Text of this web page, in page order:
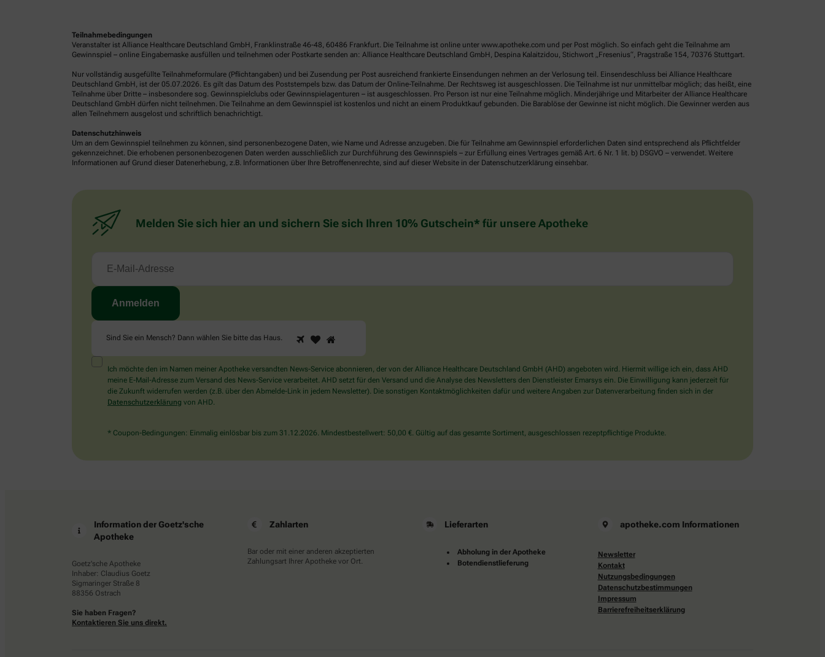
Teilnahmebedingungen
Veranstalter ist Alliance Healthcare Deutschland GmbH, Franklinstraße 46-48, 60486 Frankfurt. Die Teilnahme ist online unter www.apotheke.com und per Post möglich. So einfach geht die Teilnahme am
Gewinnspiel – online Eingabemaske ausfüllen und teilnehmen oder Postkarte senden an: Alliance Healthcare Deutschland GmbH, Despina Kalaitzidou, Stichwort „Fresenius“, Pragstraße 154, 70376 Stuttgart.
Nur vollständig ausgefüllte Teilnahmeformulare (Pflichtangaben) und bei Zusendung per Post ausreichend frankierte Einsendungen nehmen an der Verlosung teil. Einsendeschluss bei Alliance Healthcare
Deutschland GmbH, ist der 05.07.2026. Es gilt das Datum des Poststempels bzw. das Datum der Online-Teilnahme. Der Rechtsweg ist ausgeschlossen. Die Teilnahme ist nur unmittelbar möglich; das heißt, eine
Teilnahme über Dritte – insbesondere sog. Gewinnspielclubs oder Gewinnspielagenturen – ist ausgeschlossen. Pro Person ist nur eine Teilnahme möglich. Minderjährige und Mitarbeiter der Alliance Healthcare
Deutschland GmbH dürfen nicht teilnehmen. Die Teilnahme an dem Gewinnspiel ist kostenlos und nicht an einem Produktkauf gebunden. Die Barablöse der Gewinne ist nicht möglich. Die Gewinner werden aus
allen Teilnehmern ausgelost und schriftlich benachrichtigt.
Datenschutzhinweis
Um an dem Gewinnspiel teilnehmen zu können, sind personenbezogene Daten, wie Name und Adresse anzugeben. Die für Teilnahme am Gewinnspiel erforderlichen Daten sind entsprechend als Pflichtfelder
gekennzeichnet. Die erhobenen personenbezogenen Daten werden ausschließlich zur Durchführung des Gewinnspiels – zur Erfüllung eines Vertrages gemäß Art. 6 Nr. 1 lit. b) DSGVO – verwendet. Weitere
Informationen auf Grund dieser Datenerhebung, z.B. Informationen über Ihre Betroffenenrechte, sind auf dieser Website in der Datenschutzerklärung einsehbar.
Melden Sie sich hier an und sichern Sie sich Ihren 10% Gutschein* für unsere Apotheke
Sind Sie ein Mensch? Dann wählen Sie bitte das Haus.
Sind
Sie
Mensch?
Dann
wählen
Haus.
1 2
Ich möchte den im Namen meiner Apotheke versandten News-Service abonnieren, der von der Alliance Healthcare Deutschland GmbH (AHD) angeboten wird. Hiermit willige ich ein, dass AHD
meine E-Mail-Adresse zum Versand des News-Service verarbeitet. AHD setzt für den Versand und die Analyse des Newsletters den Dienstleister Emarsys ein. Die Einwilligung kann jederzeit für
die Zukunft widerrufen werden (z.B. über den Abmelde-Link in jedem Newsletter). Die sonstigen Kontaktmöglichkeiten dafür und weitere Angaben zur Datenverarbeitung finden sich in der
Datenschutzerklärung von AHD.
* Coupon-Bedingungen: Einmalig einlösbar bis zum 31.12.2026. Mindestbestellwert: 50,00 €. Gültig auf das gesamte Sortiment, ausgeschlossen rezeptpflichtige Produkte.
Information der Goetz'sche
Apotheke
Goetz'sche Apotheke
Inhaber: Claudius Goetz
Sigmaringer Straße 8
88356 Ostrach
Sie haben Fragen?
Kontaktieren Sie uns direkt.
Zahlarten
Bar oder mit einer anderen akzeptierten
Zahlungsart Ihrer Apotheke vor Ort.
Lieferarten
Abholung in der Apotheke
Botendienstlieferung
apotheke.com Informationen
Newsletter
Kontakt
Nutzungsbedingungen
Datenschutzbestimmungen
Impressum
Barrierefreiheitserklärung